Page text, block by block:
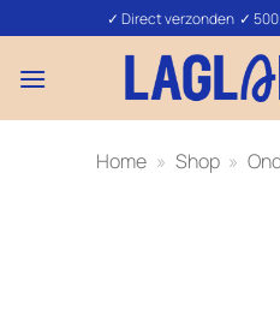
naar
inhoud
✓ Direct verzonden ✓
Home » Shop »